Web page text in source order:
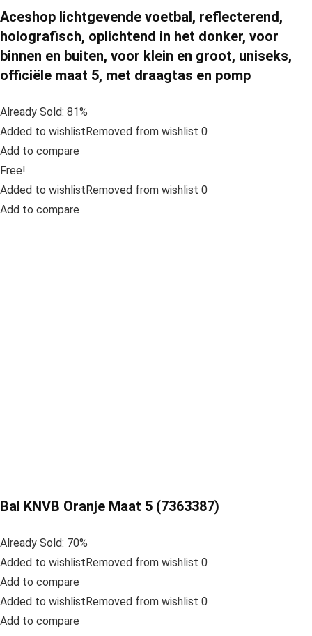
Aceshop lichtgevende voetbal, reflecterend,
holografisch, oplichtend in het donker, voor
binnen en buiten, voor klein en groot, uniseks,
officiële maat 5, met draagtas en pomp
Already Sold: 81%
Added to wishlistRemoved from wishlist 0
Add to compare
Free!
Added to wishlistRemoved from wishlist 0
Add to compare
Bal KNVB Oranje Maat 5 (7363387)
Already Sold: 70%
Added to wishlistRemoved from wishlist 0
Add to compare
Added to wishlistRemoved from wishlist 0
Add to compare